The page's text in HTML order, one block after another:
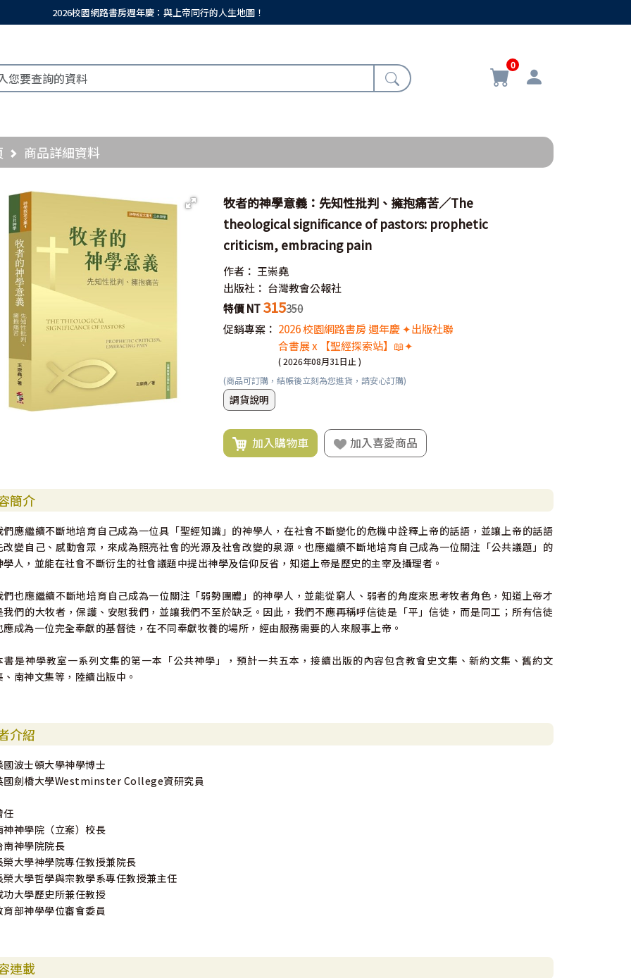
2026校園網路書房週年慶：與上帝同行的人生地圖！
0
商品詳細資料
牧者的神學意義：先知性批判、擁抱痛苦／The
theological significance of pastors: prophetic
criticism, embracing pain
作者： 王崇堯
出版社： 台灣教會公報社
特價 NT315350
促銷專案： 2026 校園網路書房 週年慶 ✦出版社聯
合書展 x 【聖經探索站】📖✦
( 2026年08月31日止 )
(商品可訂購，結帳後立刻為您進貨，請安心訂購)
調貨說明
加入購物車 加入喜愛商品
簡介
們應繼續不斷地培育自己成為一位具「聖經知識」的神學人，在社會不斷變化的危機中詮釋上帝的話語，並讓上帝的話語
改變自己、感動會眾，來成為照亮社會的光源及社會改變的泉源。也應繼續不斷地培育自己成為一位關注「公共議題」的
學人，並能在社會不斷衍生的社會議題中提出神學及信仰反省，知道上帝是歷史的主宰及攝理者。
們也應繼續不斷地培育自己成為一位關注「弱勢團體」的神學人，並能從窮人、弱者的角度來思考牧者角色，知道上帝才
我們的大牧者，保護、安慰我們，並讓我們不至於缺乏。因此，我們不應再稱呼信徒是「平」信徒，而是同工；所有信徒
應成為一位完全奉獻的基督徒，在不同奉獻牧養的場所，經由服務需要的人來服事上帝。
書是神學教室一系列文集的第一本「公共神學」，預計一共五本，接續出版的內容包含教會史文集、新約文集、舊約文
、南神文集等，陸續出版中。
介紹
國波士頓大學神學博士
國劍橋大學Westminster College資研究員
任
神神學院（立案）校長
南神學院院長
榮大學神學院專任教授兼院長
榮大學哲學與宗教學系專任教授兼主任
功大學歷史所兼任教授
育部神學學位審會委員
連載